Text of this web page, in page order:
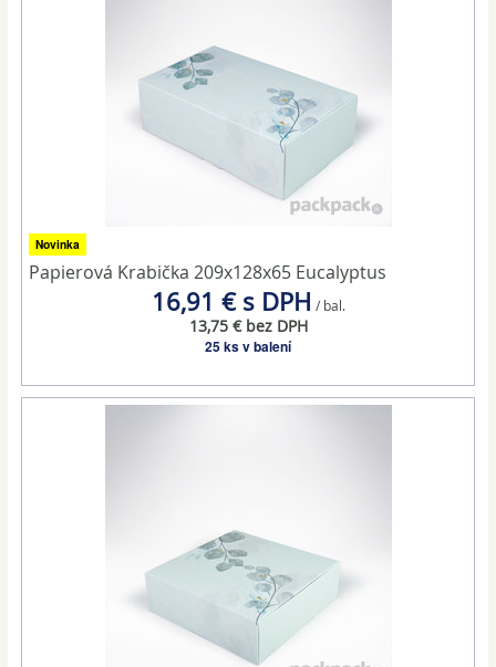
Novinka
Papierová Krabička 209x128x65 Eucalyptus
16,91 € s DPH / bal.
13,75 € bez DPH
25 ks v balení